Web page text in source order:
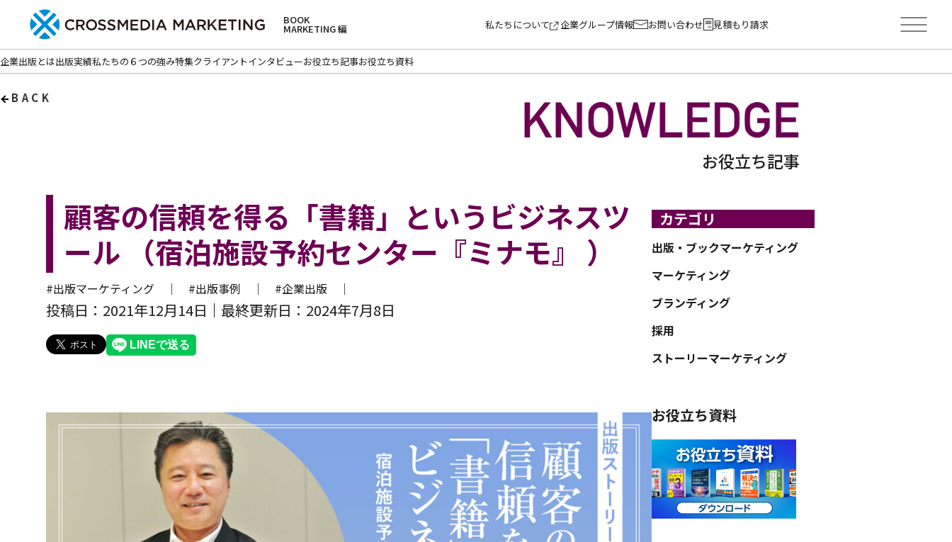
BOOK
MARKETING 編 私たちについて 企業グループ情報 お問い合わせ 見積もり請求
企業出版とは出版実績私たちの６つの強み特集クライアントインタビューお役立ち記事お役立ち資料
BACK
お役立ち記事
顧客の信頼を得る「書籍」というビジネスツ
ール （宿泊施設予約センター『ミナモ』 ）
#出版マーケティング ｜ #出版事例 ｜ #企業出版 ｜
投稿日：2021年12月14日 最終更新日：2024年7月8日
カテゴリ
出版・ブックマーケティング
マーケティング
ブランディング
採用
ストーリーマーケティング
お役立ち資料